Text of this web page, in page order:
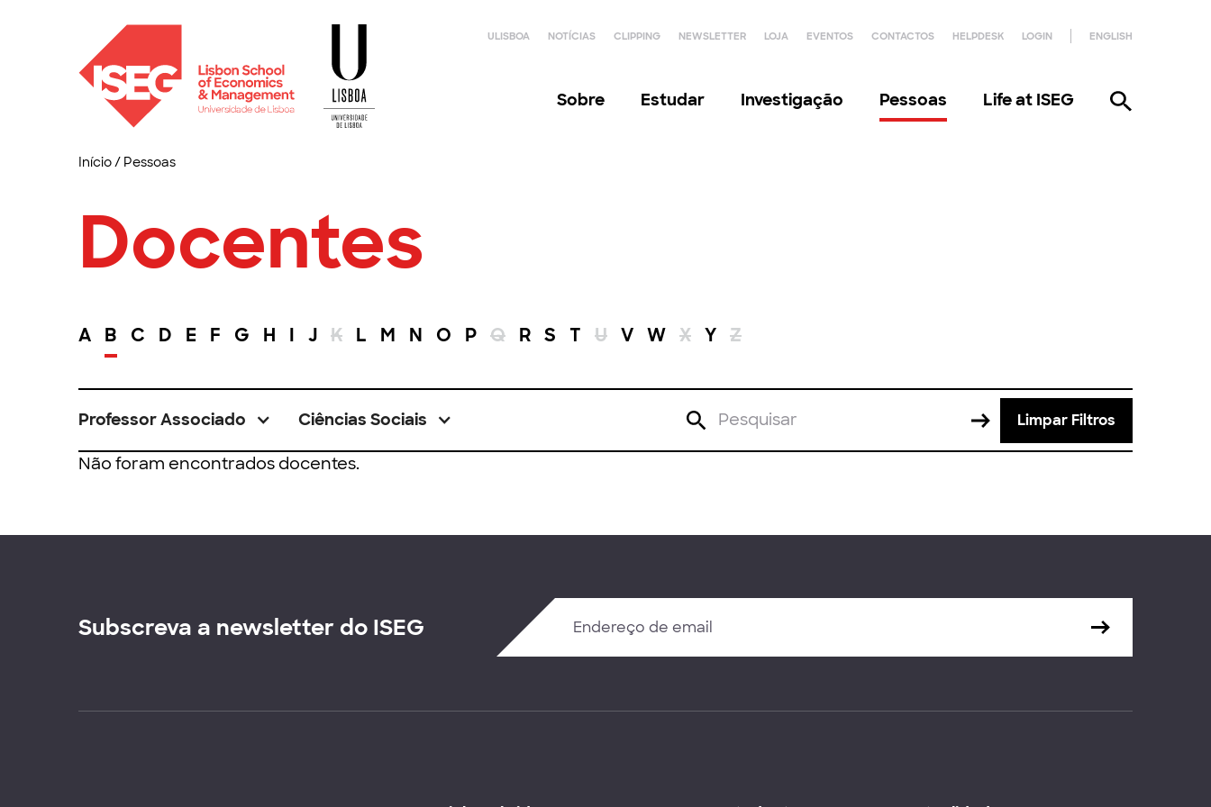
ULISBOA NOTÍCIAS CLIPPING NEWSLETTER LOJA EVENTOS CONTACTOS HELPDESK LOGIN ENGLISH
Sobre Estudar Investigação Pessoas Life at ISEG
Início/ Pessoas
Docentes
A B C D E F G H I J K L M N O P Q R S T U V W X Y Z
Professor Associado Ciências Sociais Limpar Filtros
Não foram encontrados docentes.
Subscreva a newsletter do ISEG